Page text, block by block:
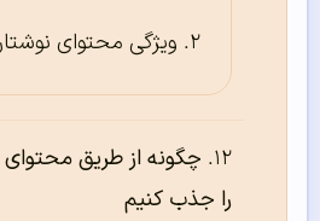
ویژگی محتوای
چگونه از طریق
را جذب کنیم